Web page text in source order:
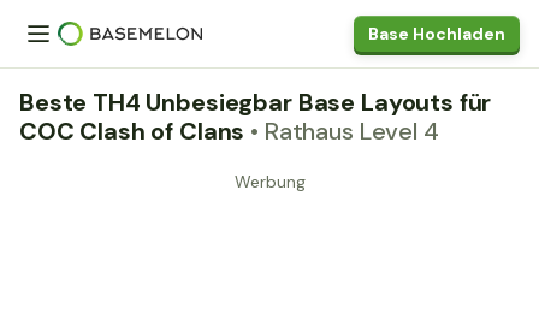
Base Hochladen
Beste TH4 Unbesiegbar Base Layouts für
COC Clash of Clans • Rathaus Level 4
Werbung